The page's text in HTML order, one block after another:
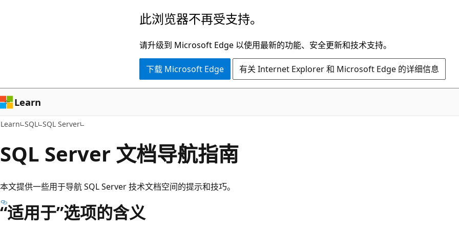
容
此浏览器不再受支持。
请升级到 Microsoft Edge 以使用最新的功能、安全更新和技术支持。
下载 Microsoft Edge 有关 Internet Explorer 和 Microsoft Edge 的详细信息
Learn
Learn SQL SQL Server
SQL Server 文档导航指南
本文提供一些用于导航 SQL Server 技术文档空间的提示和技巧。
“适用于”选项的含义